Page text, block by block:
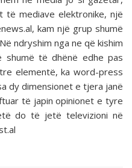
mediave elektronike, një
kam një grup shumë
ndryshim nga ne që kishim
shumë të dhënë edhe pas
elementë, ka word-press
dy dimensionet e tjera janë
të japin opinionet e tyre
do të jetë televizioni në